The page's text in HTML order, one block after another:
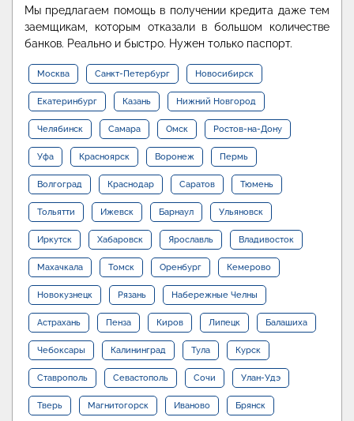
Мы предлагаем помощь в получении кредита даже тем
заемщикам, которым отказали в большом количестве
банков. Реально и быстро. Нужен только паспорт.
Москва Санкт-Петербург Новосибирск
Екатеринбург Казань Нижний Новгород
Челябинск Самара Омск Ростов-на-Дону
Уфа Красноярск Воронеж Пермь
Волгоград Краснодар Саратов Тюмень
Тольятти Ижевск Барнаул Ульяновск
Иркутск Хабаровск Ярославль Владивосток
Махачкала Томск Оренбург Кемерово
Новокузнецк Рязань Набережные Челны
Астрахань Пенза Киров Липецк Балашиха
Чебоксары Калининград Тула Курск
Ставрополь Севастополь Сочи Улан-Удэ
Тверь Магнитогорск Иваново Брянск